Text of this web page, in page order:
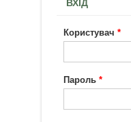
ВХІД
Користувач*
Пароль*